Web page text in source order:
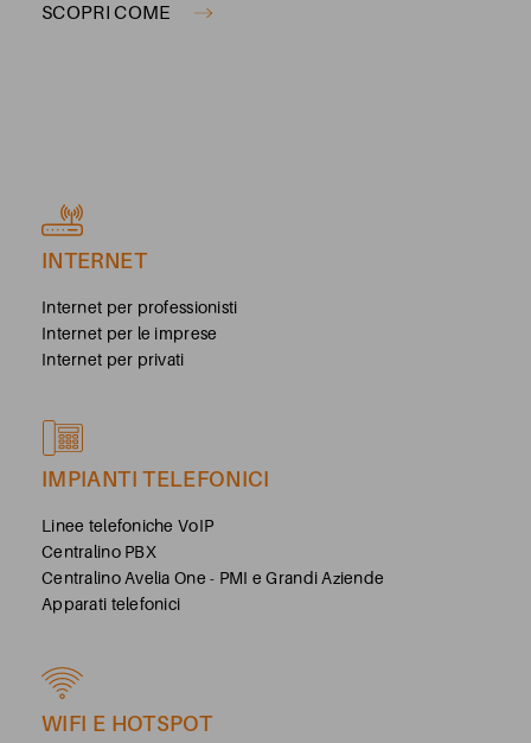
SCOPRI COME
INTERNET
Internet per professionisti
Internet per le imprese
Internet per privati
IMPIANTI TELEFONICI
Linee telefoniche VoIP
Centralino PBX
Centralino Avelia One - PMI e Grandi Aziende
Apparati telefonici
WIFI E HOTSPOT